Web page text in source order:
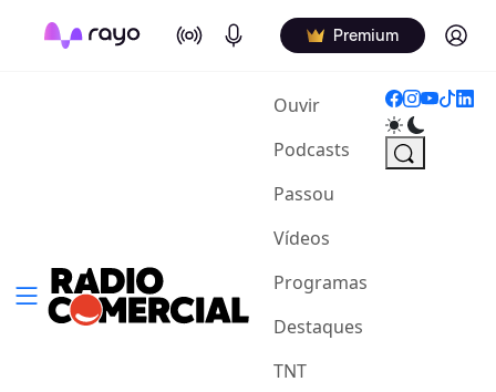
On Air Podcasts Premium Log in
Ouvir(current)
Podcasts
Passou
Vídeos
Programas
Destaques
TNT